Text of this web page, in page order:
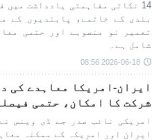
14 نکاتی مفاہمتی یادداشت
شامل ہے۔
2026-06-18 08:56
ایران-امریکا معاہدے کی
شرکت کا امکان، حتمی
امریکی نائب صدر جے ڈی وینس
ایران اور امریکہ کے ممکنہ